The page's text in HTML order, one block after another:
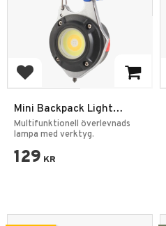
Lägg till i favoriter
Mini Backpack Light
Rescue Lampa
Multifunktionell överlevnads
lampa med verktyg.
129 KR